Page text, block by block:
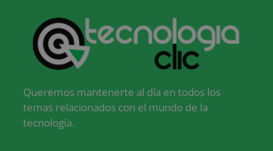
Queremos mantenerte al día en todos los
temas relacionados con el mundo de la
tecnología.